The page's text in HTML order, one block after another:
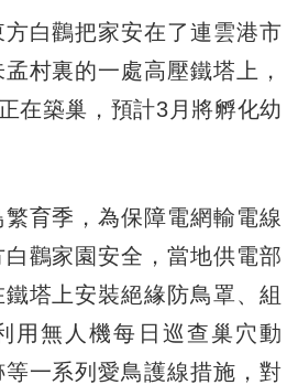
鸛把家安在了連雲港市
村裏的一處高壓鐵塔上，
在築巢，預計3月將孵化幼
季，為保障電網輸電線
鸛家園安全，當地供電部
塔上安裝絕緣防鳥罩、組
用無人機每日巡查巢穴動
一系列愛鳥護線措施，對